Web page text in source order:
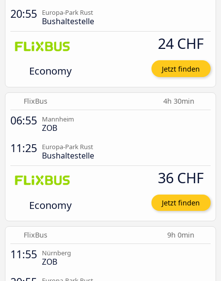
20:55 Europa-Park Rust
Bushaltestelle
Economy
24 CHF
Jetzt finden
FlixBus 4h 30min
06:55 Mannheim
ZOB
11:25 Europa-Park Rust
Bushaltestelle
Economy
36 CHF
Jetzt finden
FlixBus 9h 0min
11:55 Nürnberg
ZOB